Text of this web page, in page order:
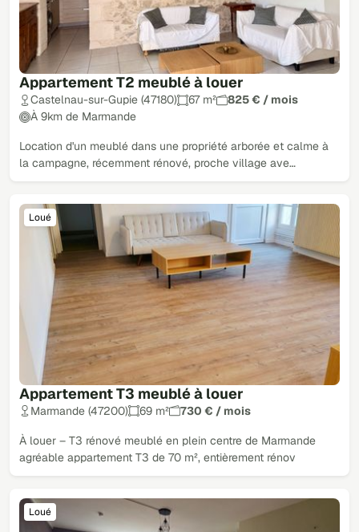
Appartement T2 meublé à louer
Castelnau-sur-Gupie (47180) 67 m²
825 € / mois
À 9km de Marmande
Location d'un meublé dans une propriété arborée et calme à
la campagne, récemment rénové, proche village ave…
Appartement T3 meublé à louer
Loué
Marmande (47200) 69 m² 730 € / mois
À louer – T3 rénové meublé en plein centre de Marmande
agréable appartement T3 de 70 m², entièrement rénov
Loué